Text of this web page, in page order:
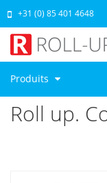
Produits
+31 (0) 85 401 4648
Roll up.